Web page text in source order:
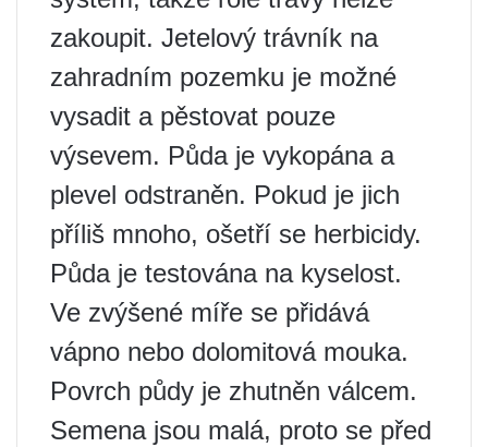
zakoupit. Jetelový trávník na
zahradním pozemku je možné
vysadit a pěstovat pouze
výsevem. Půda je vykopána a
plevel odstraněn. Pokud je jich
příliš mnoho, ošetří se herbicidy.
Půda je testována na kyselost.
Ve zvýšené míře se přidává
vápno nebo dolomitová mouka.
Povrch půdy je zhutněn válcem.
Semena jsou malá, proto se před